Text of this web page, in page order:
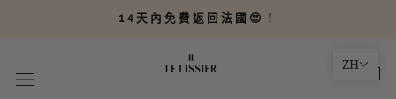
14天內免費返回法國😍！
ZH